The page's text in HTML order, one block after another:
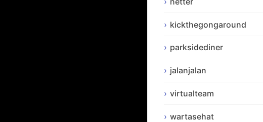
kickthegongaround
parksidediner
jalanjalan
virtualteam
wartasehat